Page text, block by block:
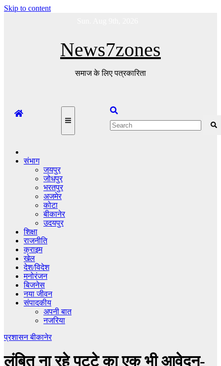
Skip to content
News7zones
समाज के लिए पत्रकारिता
संभाग
जयपुर
जोधपुर
भरतपुर
अजमेर
कोटा
बीकानेर
उदयपुर
शिक्षा
राजनीति
क्राइम
खेल
देश/विदेश
मनोरंजन
बिजनेस
नया जीवन
संपादकीय
अपनी बात
नजरिया
प्रशासनबीकानेर
लंबित ना रहे पट्टे का एक भी आवेदन-